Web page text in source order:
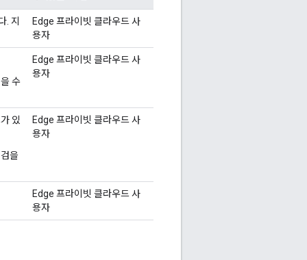
. 지
Edge 프라이빗 클라우드 사
용자
수
Edge 프라이빗 클라우드 사
용자
있
을
Edge 프라이빗 클라우드 사
용자
Edge 프라이빗 클라우드 사
용자